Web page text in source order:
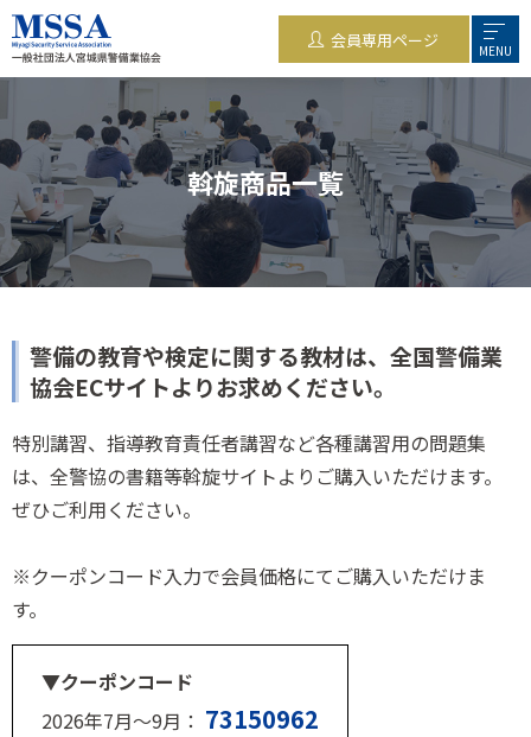
会員専用ページ MENU
斡旋商品一覧
警備の教育や検定に関する教材は、 全国警備業
協会ECサイトよりお求めください。
特別講習、指導教育責任者講習など各種講習用の問題集
は、全警協の書籍等斡旋サイトよりご購入いただけます。
ぜひご利用ください。
※クーポンコード入力で会員価格にてご購入いただけま
す。
▼クーポンコード
2026年7月～9月： 73150962